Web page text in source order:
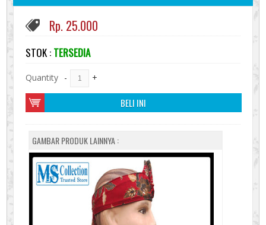
Rp. 25.000
STOK : TERSEDIA
Quantity - +
BELI INI
GAMBAR PRODUK LAINNYA :